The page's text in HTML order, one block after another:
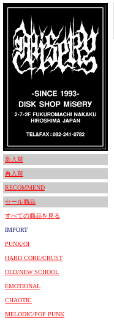
新入荷
再入荷
RECOMMEND
セール商品
すべての商品を見る
IMPORT
PUNK/OI
HARD CORE/CRUST
OLD/NEW SCHOOL
EMOTIONAL
CHAOTIC
MELODIC/POP PUNK